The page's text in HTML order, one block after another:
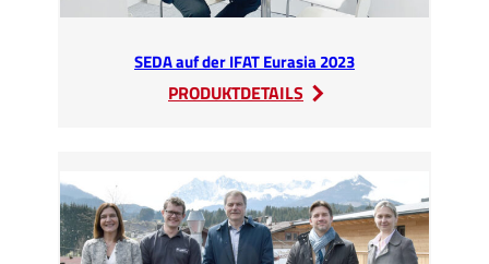
SEDA auf der IFAT Eurasia 2023
PRODUKTDETAILS
:
IFAT
Eurasia
2023